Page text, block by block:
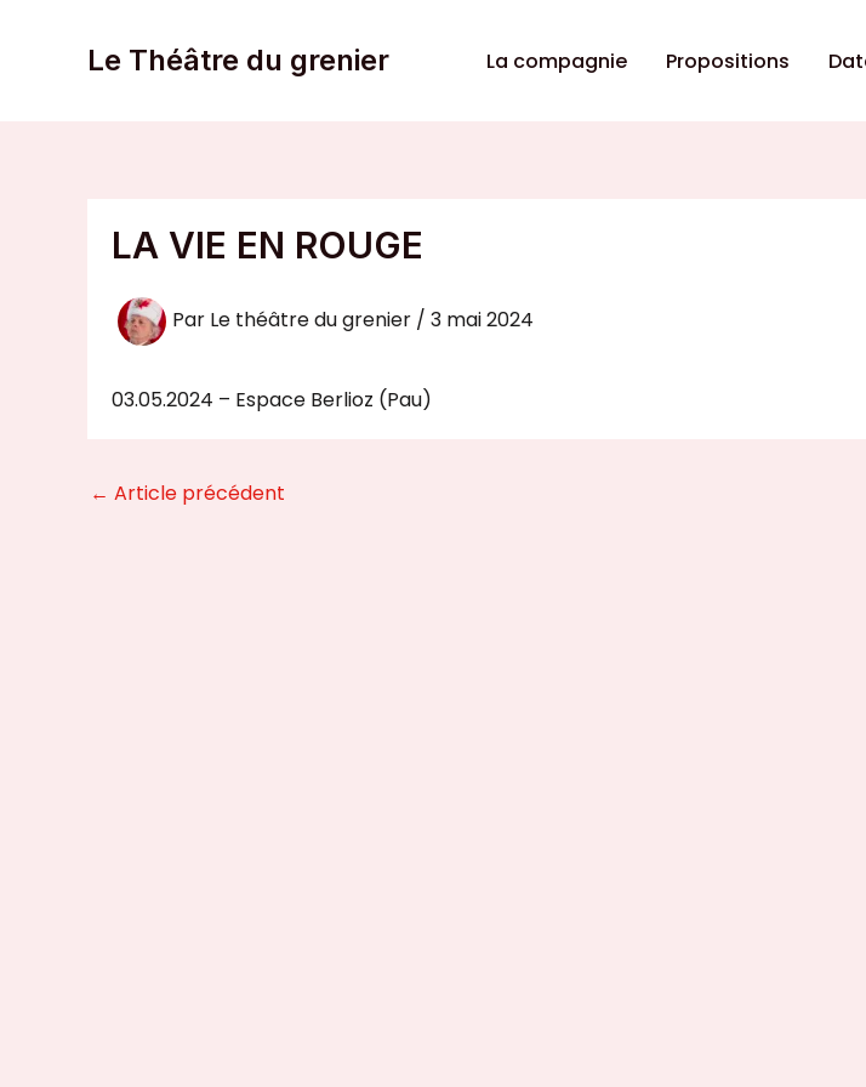
Le Théâtre du grenier La compagnie Propositions
LA VIE EN ROUGE
Par Le théâtre du grenier / 3 mai 2024
03.05.2024 – Espace Berlioz (Pau)
← Article précédent